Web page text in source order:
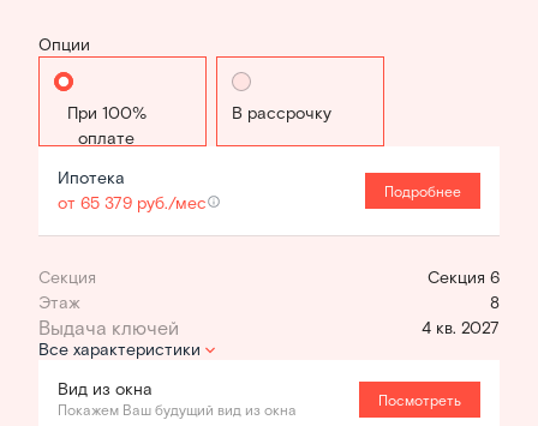
Опции
Стандартная В рассрочку
Ипотека
от 65 379 руб./мес
Подробнее
Секция
Секция 6
Этаж
8
4 кв. 2027
Все характеристики
Вид из окна
Покажем Ваш будущий вид из окна
Посмотреть